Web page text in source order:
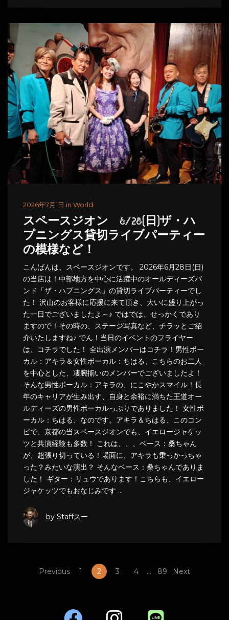
2026年7月1日 in World
スペースジオン 6/28(日)ザ・ハ
プニングス貸切ライブパーティー
の模様など！
こんばんは、スペースジオンです。 2026年6月28日(日)
の当店は！中部地方を中心に活躍中のオールディーズバ
ンド「ザ・ハプニングス」の貸切ライブパーティーでし
た！ 沢山のお客様に応援に来て頂き、大いに盛り上がっ
た一日でございましたよ～♪ ではでは、せっかくであり
ますので！その時の、ステージ写真など、チラッとご紹
介いたしますね♪ でん！当日のイベントのフライヤー
は、コチラでした！ 全出演メンバーはコチラ！男性ボー
カル：アキラ＆女性ボーカル：ちはる、こちらのお二人
を中心とした、凄腕揃いのメンバーでございましたよ！
そんな男性ボーカル：アキラの、にこやかスマイル！長
年のキャリアが生み出す、自身と余裕に満ちた王道オー
ルディーズの男性ボーカルっぷりでありました！ 女性ボ
ーカル：ちはる、なのです。アキラ＆ちはる、このコン
ビで、京都の当スペースジオンでも、イエロージャケッ
ツと共演経験も多数！ これは、、、ベース：桑ちゃん
が、超張り切っている！場面に、アキラも乗っかっちゃ
った？みたいな演出？ そんなベース：桑ちゃんでありま
した！ ギター：リュウであります！こちらも、イエロー
ジャケッツでもおなじみです …
by Staffスー
Previous 1 2 3 4 … 89 Next